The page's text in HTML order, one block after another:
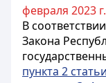
февраля 2023
В
Закона
пункта 2